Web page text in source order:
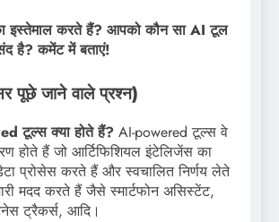
इस्तेमाल करते हैं? आपको कौन सा AI टूल
है? कमेंट में बताएं!
पूछे जाने वाले प्रश्न)
टूल्स क्या होते हैं? AI-powered टूल्स वे
होते हैं जो आर्टिफिशियल इंटेलिजेंस का
प्रोसेस करते हैं और स्वचालित निर्णय लेते
मदद करते हैं जैसे स्मार्टफोन असिस्टेंट,
ट्रैकर्स, आदि।